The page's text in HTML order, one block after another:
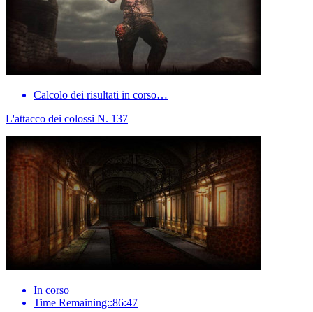
Calcolo dei risultati in corso…
L'attacco dei colossi N. 137
In corso
Time Remaining::86:47